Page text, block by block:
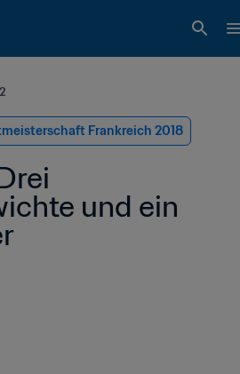
Frankreich 2018
und ein